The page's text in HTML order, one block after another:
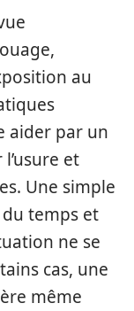
au
aider par un
et
Une simple
temps et
ne se
cas, une
même